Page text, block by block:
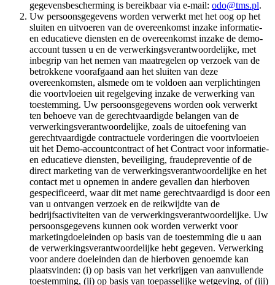
gegevensbescherming is bereikbaar via e-mail: odo@tms.pl.
Uw persoonsgegevens worden verwerkt met het oog op het
sluiten en uitvoeren van de overeenkomst inzake informatie-
en educatieve diensten en de overeenkomst inzake de demo-
account tussen u en de verwerkingsverantwoordelijke, met
inbegrip van het nemen van maatregelen op verzoek van de
betrokkene voorafgaand aan het sluiten van deze
overeenkomsten, alsmede om te voldoen aan verplichtingen
die voortvloeien uit regelgeving inzake de verwerking van
toestemming. Uw persoonsgegevens worden ook verwerkt
ten behoeve van de gerechtvaardigde belangen van de
verwerkingsverantwoordelijke, zoals de uitoefening van
gerechtvaardigde contractuele vorderingen die voortvloeien
uit het Demo-accountcontract of het Contract voor informatie-
en educatieve diensten, beveiliging, fraudepreventie of de
direct marketing van de verwerkingsverantwoordelijke en het
contact met u opnemen in andere gevallen dan hierboven
gespecificeerd, waar dit met name gerechtvaardigd is door een
van u ontvangen verzoek en de reikwijdte van de
bedrijfsactiviteiten van de verwerkingsverantwoordelijke. Uw
persoonsgegevens kunnen ook worden verwerkt voor
marketingdoeleinden op basis van de toestemming die u aan
de verwerkingsverantwoordelijke hebt gegeven. Verwerking
voor andere doeleinden dan de hierboven genoemde kan
plaatsvinden: (i) op basis van het verkrijgen van aanvullende
toestemming, (ii) op basis van toepasselijke wetgeving, of (iii)